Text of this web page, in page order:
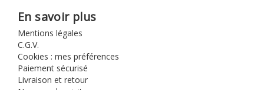
En savoir plus
Mentions légales
C.G.V.
Cookies : mes préférences
Paiement sécurisé
Livraison et retour